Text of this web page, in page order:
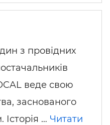
з провідних
веде свою
заснованого
… Читати